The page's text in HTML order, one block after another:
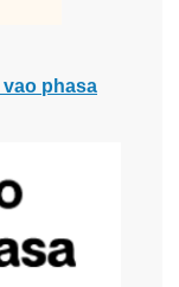
vao phasa